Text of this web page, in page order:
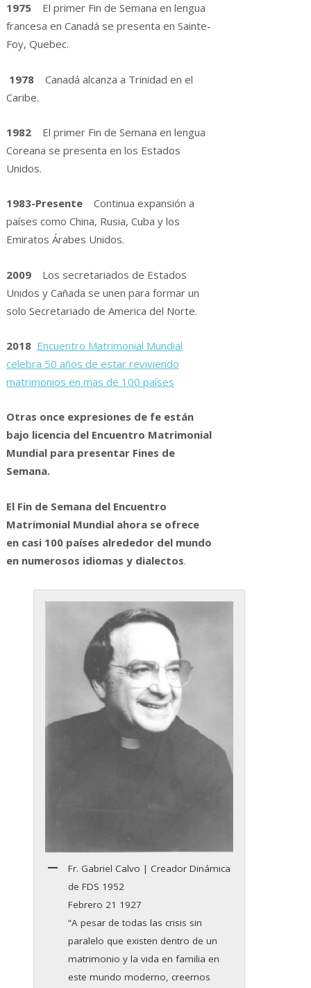
1975El primer Fin de Semana en lengua
francesa en Canadá se presenta en Sainte-
Foy, Quebec.
1978
Canadá alcanza a Trinidad en el
Caribe.
1982El primer Fin de Semana en lengua
Coreana se presenta en los Estados
Unidos.
1983-Presente Continua expansión a
países como China, Rusia, Cuba y los
Emiratos Árabes Unidos.
2009Los secretariados de Estados
Unidos y Cañada se unen para formar un
solo Secretariado de America del Norte.
2018 Encuentro Matrimonial Mundial
celebra 50 años de estar reviviendo
matrimonios en mas de 100 países
Otras once expresiones de fe están
bajo licencia del Encuentro Matrimonial
Mundial para presentar Fines de
Semana.
El Fin de Semana del Encuentro
Matrimonial Mundial ahora se ofrece
en casi 100 países alrededor del mundo
en numerosos idiomas y dialectos.
Fr. Gabriel Calvo | Creador Dinámica
de FDS 1952
Febrero 21 1927
“A pesar de todas las crisis sin
paralelo que existen dentro de un
matrimonio y la vida en familia en
este mundo moderno, creemos